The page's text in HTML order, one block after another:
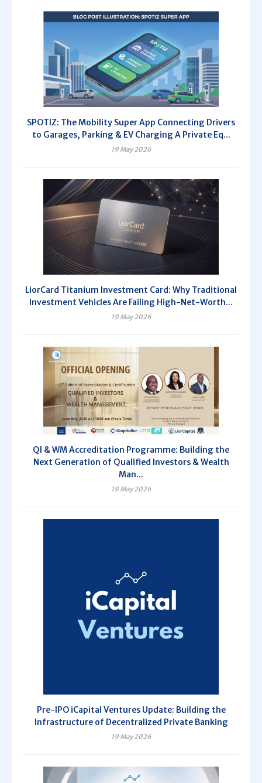
SPOTIZ: The Mobility Super App Connecting Drivers
to Garages, Parking & EV Charging A Private Eq...
19 May 2026
LiorCard Titanium Investment Card: Why Traditional
Investment Vehicles Are Failing High-Net-Worth...
19 May 2026
QI & WM Accreditation Programme: Building the
Next Generation of Qualified Investors & Wealth
Man...
19 May 2026
Pre-IPO iCapital Ventures Update: Building the
Infrastructure of Decentralized Private Banking
19 May 2026